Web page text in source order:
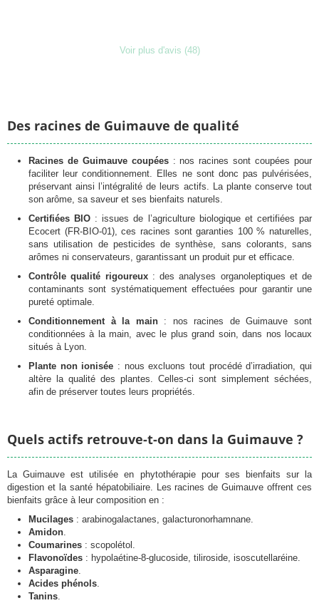
Voir plus d'avis (48)
Chargement
Des racines de Guimauve de qualité
Racines de Guimauve coupées: nos racines sont coupées pour
faciliter leur conditionnement. Elles ne sont donc pas pulvérisées,
préservant ainsi l’intégralité de leurs actifs. La plante conserve tout
son arôme, sa saveur et ses bienfaits naturels.
Certifiées BIO : issues de l’agriculture biologique et certifiées par
Ecocert (FR-BIO-01), ces racines sont garanties 100 % naturelles,
sans utilisation de pesticides de synthèse, sans colorants, sans
arômes ni conservateurs, garantissant un produit pur et efficace.
Contrôle qualité rigoureux: des analyses organoleptiques et de
contaminants sont systématiquement effectuées pour garantir une
pureté optimale.
Conditionnement à la main: nos racines de Guimauve sont
conditionnées à la main, avec le plus grand soin, dans nos locaux
situés à Lyon.
Plante non ionisée : nous excluons tout procédé d’irradiation, qui
altère la qualité des plantes. Celles-ci sont simplement séchées,
afin de préserver toutes leurs propriétés.
Quels actifs retrouve-t-on dans la Guimauve ?
La Guimauve est utilisée en phytothérapie pour ses bienfaits sur la
digestion et la santé hépatobiliaire. Les racines de Guimauve offrent ces
bienfaits grâce à leur composition en :
Mucilages : arabinogalactanes, galacturonorhamnane.
Amidon.
Coumarines : scopolétol.
Flavonoïdes : hypolaétine-8-glucoside, tiliroside, isoscutellaréine.
Asparagine.
Acides phénols.
Tanins.